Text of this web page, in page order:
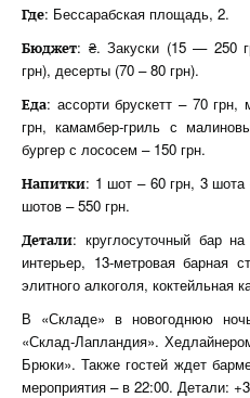
Где: Бессарабская площадь, 2.
Бюджет: ₴. Закуски (15 — 250
грн), десерты (70 – 80 грн).
Еда: ассорти брускетт – 70
грн, камамбер-гриль с
бургер с лососем – 150 грн.
Напитки: 1 шот – 60 грн, 3 шота
шотов – 550 грн.
Детали: круглосуточный бар
интерьер, 13-метровая барная
элитного алкоголя, коктейльная
В «Складе» в новогоднюю
«Склад-Лапландия».
Брюки». Также гостей ждет
мероприятия – в 22:00. Детали: